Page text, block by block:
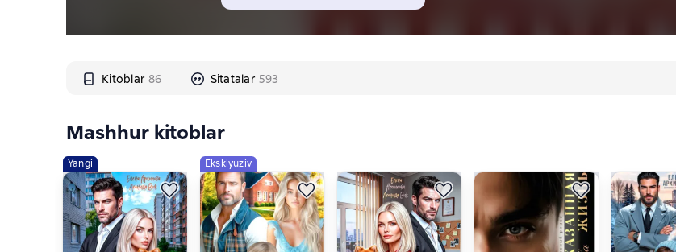
Рыжую, зелёноглазую и без капли косметики. Даша не носит стразы, не
История о том, как сбежать от фальши — и найти настоящее. О том,
Kitoblar 86 Sitatalar 593
Mashhur kitoblar
Yangi Eksklyuziv